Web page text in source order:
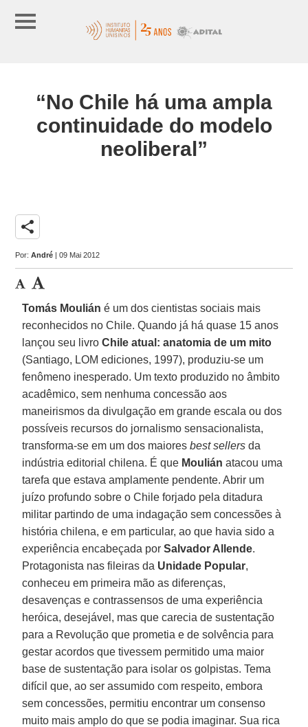
“No Chile há uma ampla
continuidade do modelo
neoliberal”
share
Por:André | 09 Mai 2012
Tomás Moulián é um dos cientistas sociais mais
reconhecidos no Chile. Quando já há quase 15 anos
lançou seu livroChile atual: anatomia de um mito
(Santiago, LOM ediciones, 1997), produziu-se um
fenômeno inesperado. Um texto produzido no âmbito
acadêmico, sem nenhuma concessão aos
maneirismos da divulgação em grande escala ou dos
possíveis recursos do jornalismo sensacionalista,
transforma-se em um dos maioresbest sellers da
indústria editorial chilena. É que Mouliánatacou uma
tarefa que estava amplamente pendente. Abrir um
juízo profundo sobre o Chile forjado pela ditadura
militar partindo de uma indagação sem concessões à
história chilena, e em particular, ao que havia sido a
experiência encabeçada porSalvador Allende.
Protagonista nas fileiras da Unidade Popular,
conheceu em primeira mão as diferenças,
desavenças e contrassensos de uma experiência
heróica, desejável, mas que carecia de sustentação
para a Revolução que prometia e de solvência para
gestar acordos que tivessem permitido uma maior
base de sustentação para isolar os golpistas. Tema
difícil que, ao ser assumido com respeito, embora
sem concessões, permitiu encontrar um consenso
muito mais amplo do que se podia imaginar. Sua rica